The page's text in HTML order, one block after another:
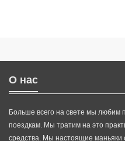
О нас
Больше всего на свете мы любим
поездкам. Мы тратим на это
средства. Мы настоящие маньяки